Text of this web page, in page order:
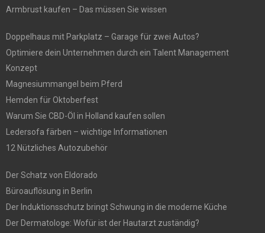
Armbrust kaufen – Das müssen Sie wissen
Doppelhaus mit Parkplatz – Garage für zwei Autos?
Optimiere dein Unternehmen durch ein Talent Management
Konzept
Magnesiummangel beim Pferd
Hemden für Oktoberfest
Warum Sie CBD-Öl in Holland kaufen sollen
Ledersofa färben – wichtige Informationen
12 Nützliches Autozubehör
Der Schatz von Eldorado
Büroauflösung in Berlin
Der Induktionsschutz bringt Schwung in die moderne Küche
Der Dermatologe: Wofür ist der Hautarzt zuständig?